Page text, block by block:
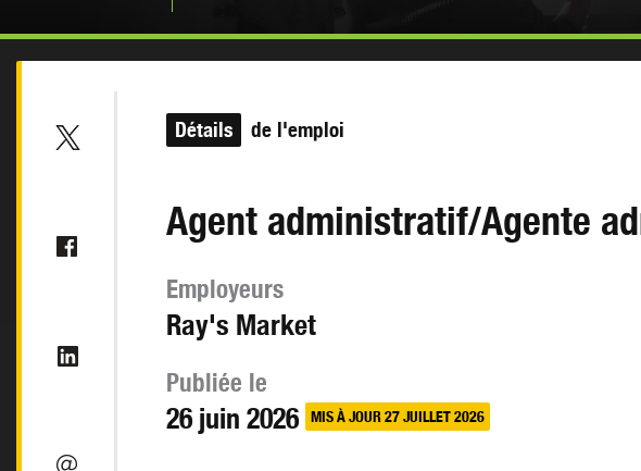
Détails de l'emploi
Agent administratif/Agente
Employeurs
Ray's Market
Publiée le
26 juin 2026 MIS À JOUR 27 JUILLET 2026